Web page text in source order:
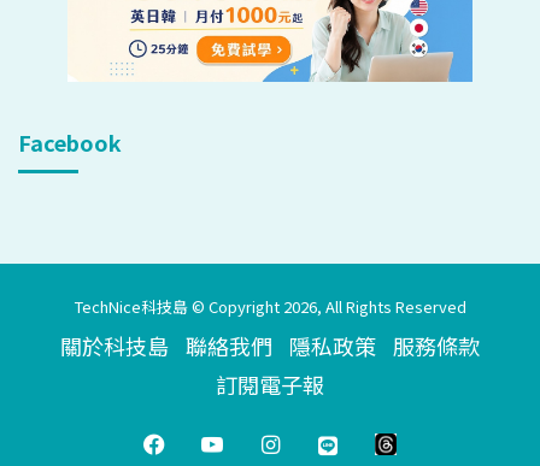
Facebook
TechNice科技島 © Copyright 2026, All Rights Reserved
關於科技島 聯絡我們 隱私政策 服務條款
訂閱電子報